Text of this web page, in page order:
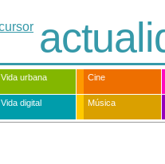
Vida urbana Cine
Vida digital Música